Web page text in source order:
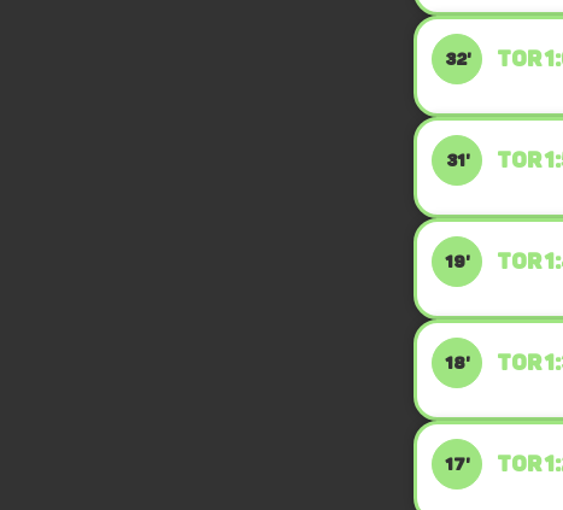
32' TOR
31' TOR
19' TOR
18' TOR
17' TOR